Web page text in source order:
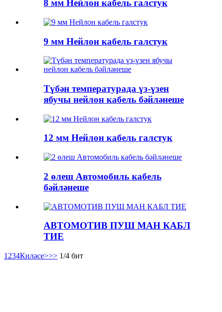
8 мм Нейлон кабель галстук
9 мм Нейлон кабель галстук
Түбән температурада үз-үзен
ябучы нейлон кабель бәйләнеше
12 мм Нейлон кабель галстук
2 өлеш Автомобиль кабель
бәйләнеше
АВТОМОТИВ ПУШ МАН КАБЛ
ТИЕ
1 234Киләсе>>> 1/4 бит